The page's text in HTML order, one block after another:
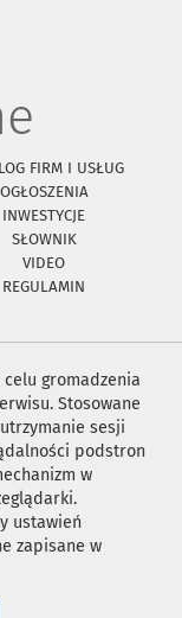
FIRM I USŁUG
OGŁOSZENIA
INWESTYCJE
SŁOWNIK
VIDEO
REGULAMIN
gromadzenia
Stosowane
sesji
podstron
w
ustawień
zapisane w